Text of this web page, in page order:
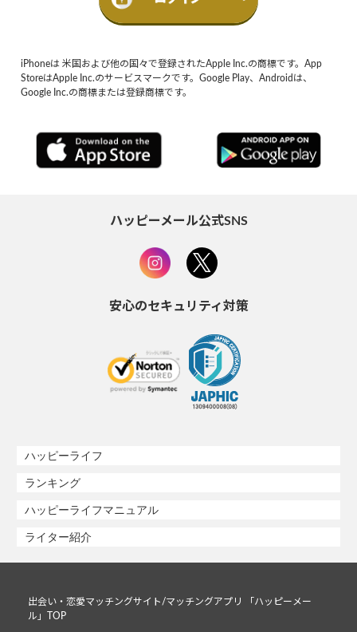
iPhoneは 米国および他の国々で登録されたApple Inc.の商標です。App
StoreはApple Inc.のサービスマークです。Google Play、Androidは、
Google Inc.の商標または登録商標です。
ハッピーメール公式SNS
安心のセキュリティ対策
ハッピーライフ
ランキング
ハッピーライフマニュアル
ライター紹介
出会い・恋愛マッチングサイト/マッチングアプリ 「ハッピーメー
ル」TOP